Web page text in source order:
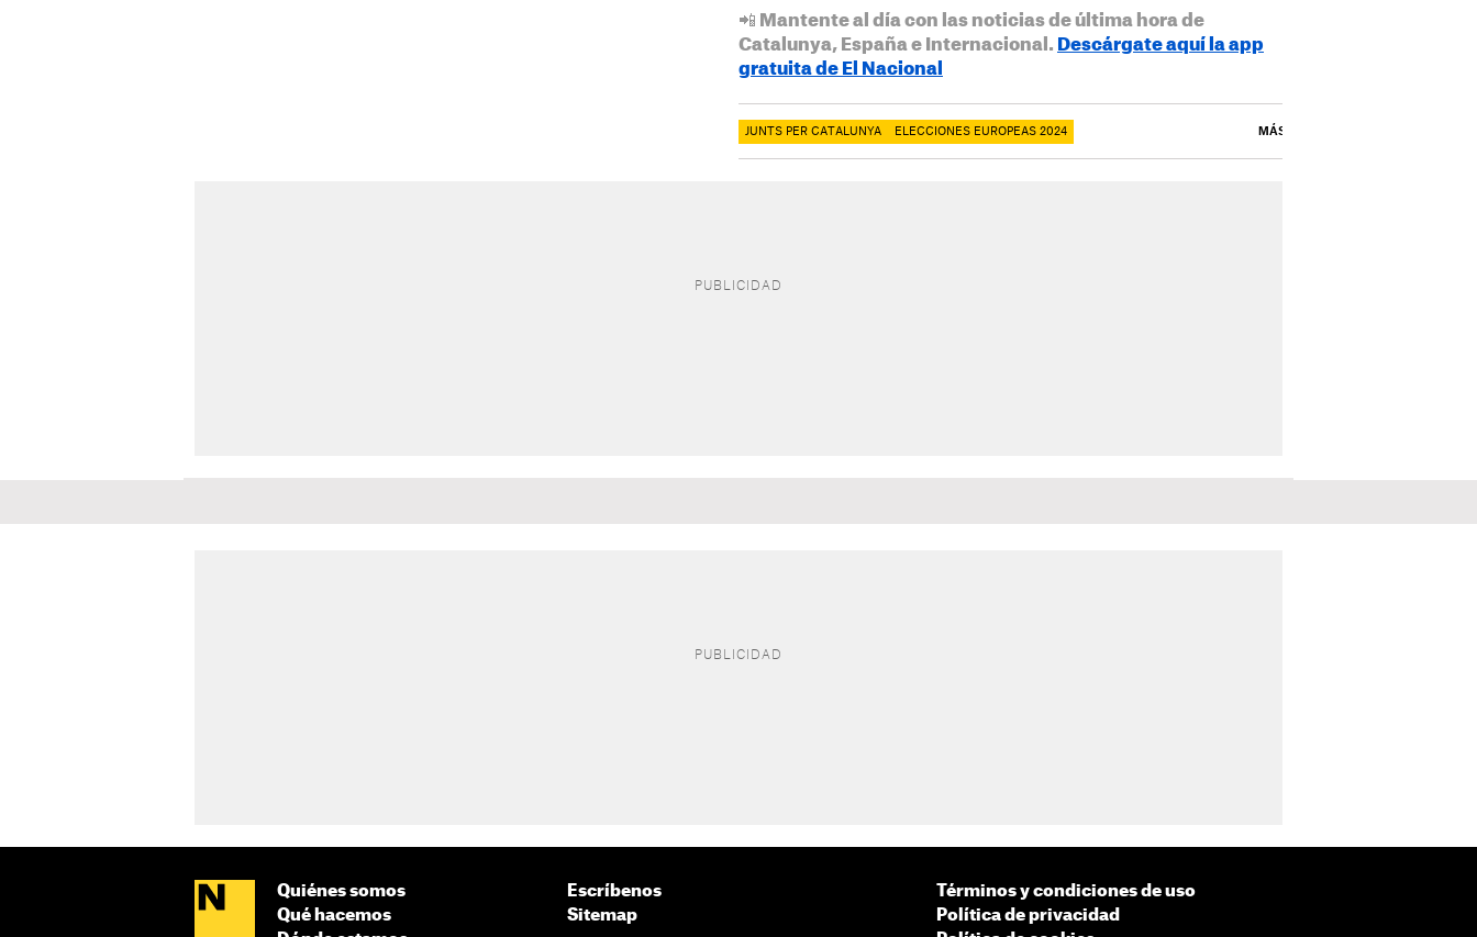
📲 Mantente al día con las noticias de última hora de
Catalunya, España e Internacional. Descárgate aquí la app
gratuita de El Nacional
JUNTS PER CATALUNYA ELECCIONES EUROPEAS 2024 MÁS
Quiénes somos
Qué hacemos
Escríbenos
Sitemap
Términos y condiciones de uso
Política de privacidad